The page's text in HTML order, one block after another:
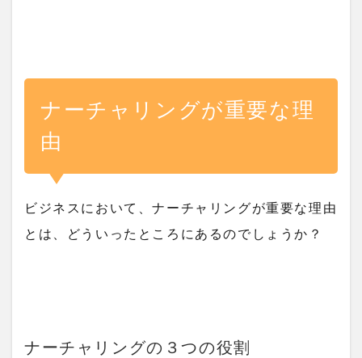
ナーチャリングが重要な理
由
ビジネスにおいて、ナーチャリングが重要な理由
とは、どういったところにあるのでしょうか？
ナーチャリングの３つの役割